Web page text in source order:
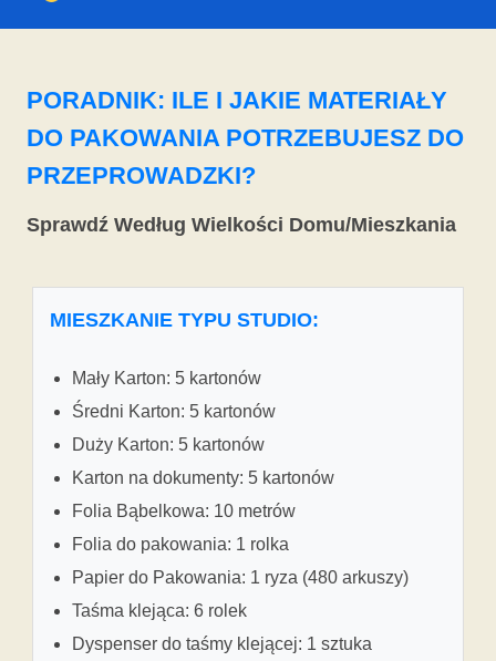
PORADNIK: ILE I JAKIE MATERIAŁY
DO PAKOWANIA POTRZEBUJESZ DO
PRZEPROWADZKI?
Sprawdź Według Wielkości Domu/Mieszkania
MIESZKANIE TYPU STUDIO:
Mały Karton: 5 kartonów
Średni Karton: 5 kartonów
Duży Karton: 5 kartonów
Karton na dokumenty: 5 kartonów
Folia Bąbelkowa: 10 metrów
Folia do pakowania: 1 rolka
Papier do Pakowania: 1 ryza (480 arkuszy)
Taśma klejąca: 6 rolek
Dyspenser do taśmy klejącej: 1 sztuka